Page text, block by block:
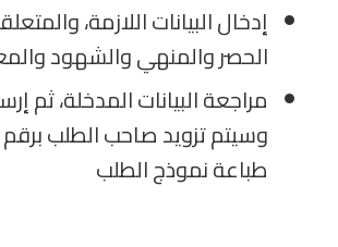
إدخال البيانات اللازمة،
الحصر والمنهي والشهود
مراجعة البيانات المدخلة، ثم
وسيتم تزويد صاحب الطلب
طباعة نموذج الطلب